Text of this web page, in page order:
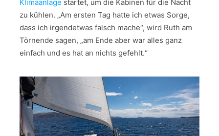
Klimaanlage startet, um die Kabinen für die Nacht
zu kühlen. „Am ersten Tag hatte ich etwas Sorge,
dass ich irgendetwas falsch mache“, wird Ruth am
Törnende sagen, „am Ende aber war alles ganz
einfach und es hat an nichts gefehlt.“